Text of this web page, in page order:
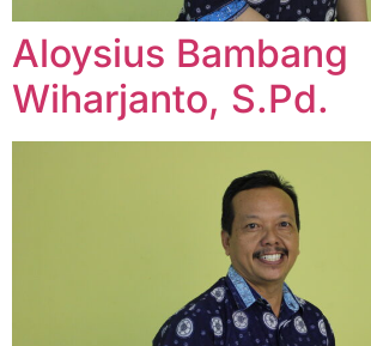
Aloysius Bambang
Wiharjanto, S.Pd.